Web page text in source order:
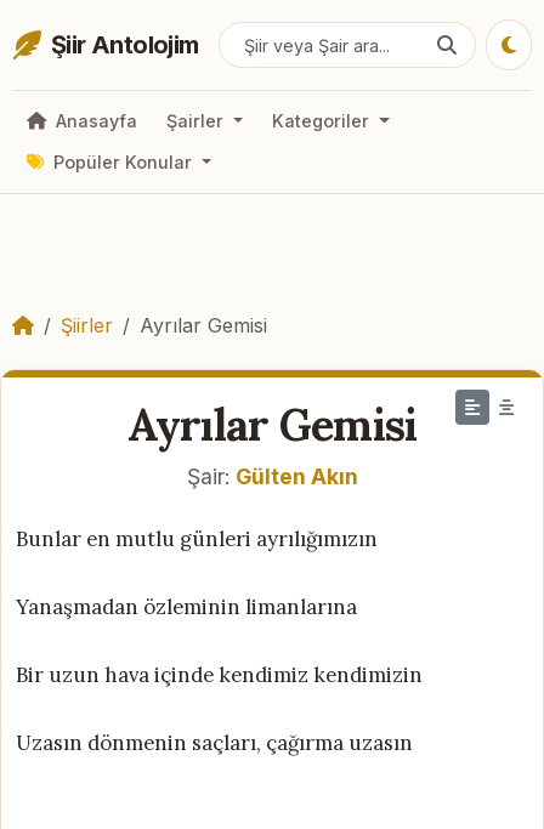
Şiir Antolojim
Anasayfa Şairler
Kategoriler
Popüler Konular
Şiirler Ayrılar Gemisi
Ayrılar Gemisi
Şair: Gülten Akın
Bunlar en mutlu günleri ayrılığımızın
Yanaşmadan özleminin limanlarına
Bir uzun hava içinde kendimiz kendimizin
Uzasın dönmenin saçları, çağırma uzasın